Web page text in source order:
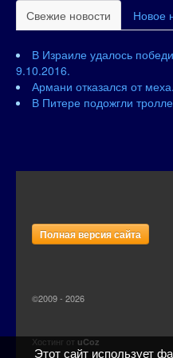
Свежие новости Новое
В Израиле удалось
9.10.2016.
Армани отказался от
В Питере подожгли
Полная версия сайта
©2009 - 2026
Хостинг от uCoz
Этот сайт использует